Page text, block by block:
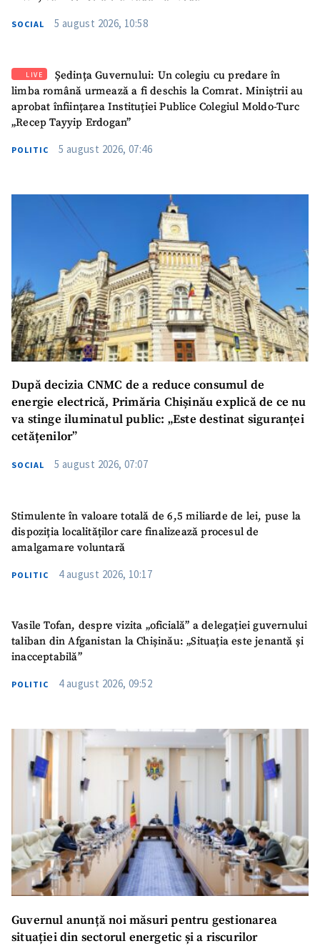
SOCIAL 5 august 2026, 10:58
LIVE
Ședința Guvernului: Un colegiu cu predare în
limba română urmează a fi deschis la Comrat. Miniștrii au
aprobat înființarea Instituției Publice Colegiul Moldo-Turc
„Recep Tayyip Erdogan”
POLITIC 5 august 2026, 07:46
După decizia CNMC de a reduce consumul de
energie electrică, Primăria Chișinău explică de ce nu
va stinge iluminatul public: „Este destinat siguranței
cetățenilor”
SOCIAL 5 august 2026, 07:07
Stimulente în valoare totală de 6,5 miliarde de lei, puse la
dispoziția localităților care finalizează procesul de
amalgamare voluntară
POLITIC 4 august 2026, 10:17
Vasile Tofan, despre vizita „oficială” a delegației guvernului
taliban din Afganistan la Chișinău: „Situația este jenantă și
inacceptabilă”
POLITIC 4 august 2026, 09:52
Guvernul anunță noi măsuri pentru gestionarea
situației din sectorul energetic și a riscurilor